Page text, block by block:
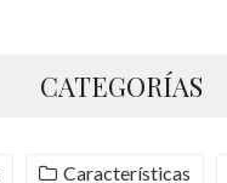
CATEGORÍAS
Características